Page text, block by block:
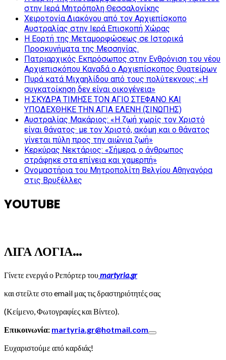
στην Ιερά Μητρόπολη Θεσσαλονίκης
Χειροτονία Διακόνου από τον Αρχιεπίσκοπο
Αυστραλίας στην Ιερά Επισκοπή Χώρας
Η Εορτή της Μεταμορφώσεως σε Ιστορικά
Προσκυνήματα της Μεσσηνίας.
Πατριαρχικός Εκπρόσωπος στην Ενθρόνιση του νέου
Αρχιεπισκόπου Καναδά ο Αρχιεπίσκοπος Θυατείρων
Πυρά κατά Μιχαηλίδου από τους πολύτεκνους: «Η
συγκατοίκηση δεν είναι οικογένεια»
Η ΣΚΥΔΡΑ ΤΙΜΗΣΕ ΤΟΝ ΑΓΙΟ ΣΤΕΦΑΝΟ ΚΑΙ
ΥΠΟΔΕΧΘΗΚΕ ΤΗΝ ΑΓΙΑ ΕΛΕΝΗ (ΣΙΝΩΠΗΣ)
Αυστραλίας Μακάριος: «Η ζωή χωρίς τον Χριστό
είναι θάνατος· με τον Χριστό, ακόμη και ο θάνατος
γίνεται πύλη προς την αιώνια ζωή»
Κερκύρας Νεκτάριος: «Σήμερα, ο άνθρωπος
στράφηκε στα επίγεια και χαμερπή»
Ονομαστήρια του Μητροπολίτη Βελγίου Αθηναγόρα
στις Βρυξέλλες
YOUTUBE
ΛΙΓΑ ΛΟΓΙΑ…
Γίνετε ενεργά ο Ρεπόρτερ τουmartyria.gr
και στείλτε στο email μας τις δραστηριότητές σας
(Κείμενο, Φωτογραφίες και Βίντεο).
Επικοινωνία: martyria.gr@hotmail.com
Ευχαριστούμε από καρδιάς!